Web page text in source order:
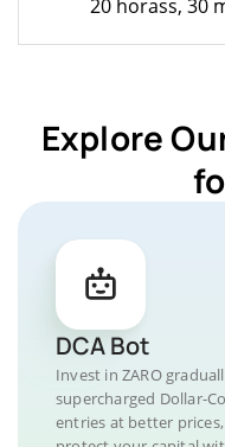
20 horass, 30
Explore
DCA Bot
Invest in ZARO
supercharged Dollar-
entries at better